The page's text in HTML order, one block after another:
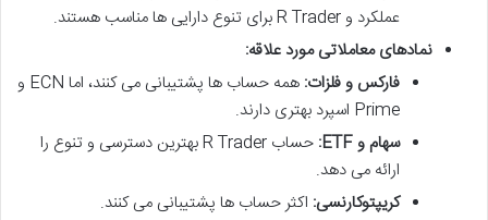
عملکرد و R Trader برای تنوع دارایی ها مناسب هستند.
نمادهای معاملاتی مورد علاقه:
فارکس و فلزات:
همه حساب ها پشتیبانی می کنند، اما ECN و
Prime اسپرد بهتری دارند.
سهام و ETF:
حساب R Trader بهترین دسترسی و تنوع را
ارائه می دهد.
کریپتوکارنسی: اکثر حساب ها پشتیبانی می کنند.